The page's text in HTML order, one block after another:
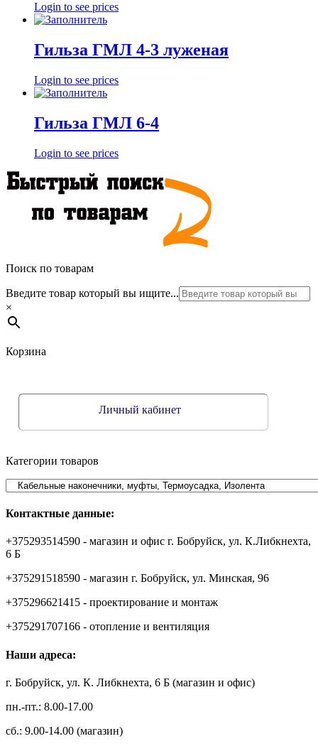
Login to see prices
Гильза ГМЛ 4-3 луженая
Login to see prices
Гильза ГМЛ 6-4
Login to see prices
Поиск по товарам
Введите товар который вы ищите...
×
Корзина
Личный кабинет
Категории товаров
Контактные данные:
+375293514590 - магазин и офис г. Бобруйск, ул. К.Либкнехта,
6 Б
+375291518590 - магазин г. Бобруйск, ул. Минская, 96
+375296621415 - проектирование и монтаж
+375291707166 - отопление и вентиляция
Наши адреса:
г. Бобруйск, ул. К. Либкнехта, 6 Б (магазин и офис)
пн.-пт.: 8.00-17.00
сб.: 9.00-14.00 (магазин)